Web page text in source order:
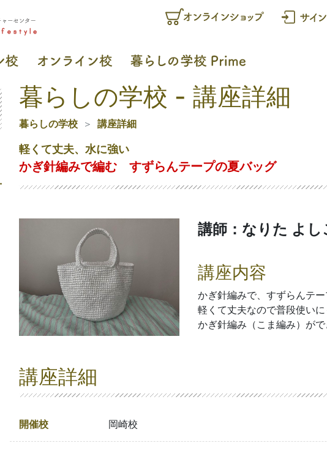
暮らしの学校 - 講座詳細
暮らしの学校 講座詳細
軽くて丈夫、水に強い
かぎ針編みで編む すずらんテープの夏バッグ
講師：なりた よし
講座内容
かぎ針編みで、すずらんテ
軽くて丈夫なので普段使い
かぎ針編み（こま編み）が
講座詳細
開催校 岡崎校